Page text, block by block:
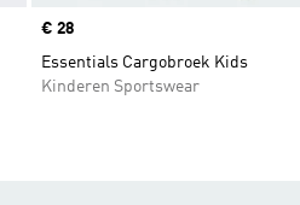
Price
€ 28
Essentials Cargobroek Kids
Kinderen Sportswear